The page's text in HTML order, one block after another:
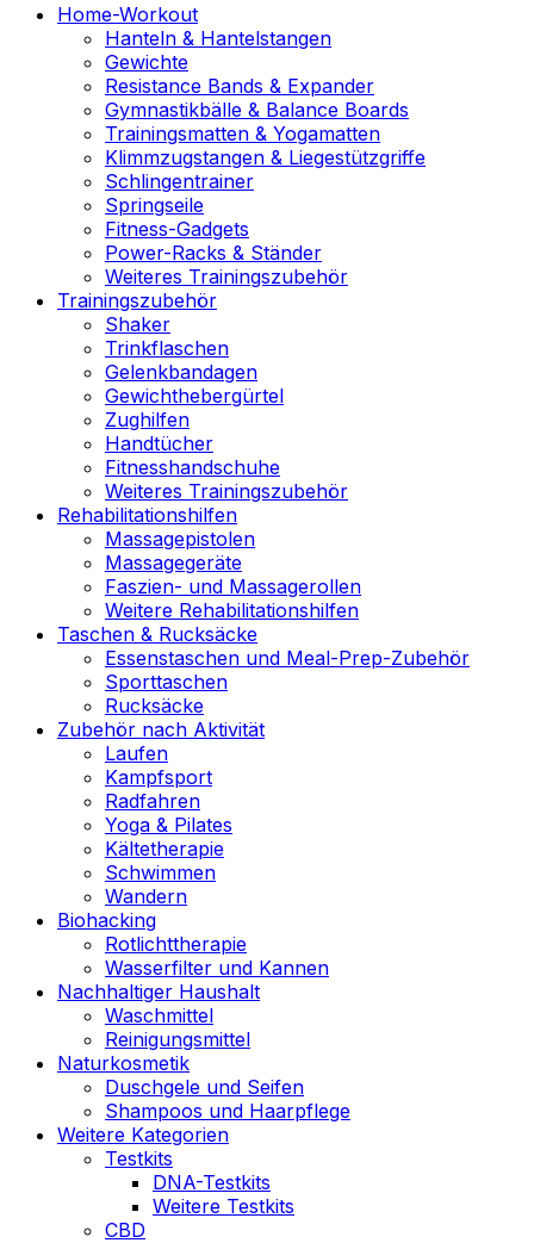
Home-Workout
Hanteln & Hantelstangen
Gewichte
Resistance Bands & Expander
Gymnastikbälle & Balance Boards
Trainingsmatten & Yogamatten
Klimmzugstangen & Liegestützgriffe
Schlingentrainer
Springseile
Fitness-Gadgets
Power-Racks & Ständer
Weiteres Trainingszubehör
Trainingszubehör
Shaker
Trinkflaschen
Gelenkbandagen
Gewichthebergürtel
Zughilfen
Handtücher
Fitnesshandschuhe
Weiteres Trainingszubehör
Rehabilitationshilfen
Massagepistolen
Massagegeräte
Faszien- und Massagerollen
Weitere Rehabilitationshilfen
Taschen & Rucksäcke
Essenstaschen und Meal-Prep-Zubehör
Sporttaschen
Rucksäcke
Zubehör nach Aktivität
Laufen
Kampfsport
Radfahren
Yoga & Pilates
Kältetherapie
Schwimmen
Wandern
Biohacking
Rotlichttherapie
Wasserfilter und Kannen
Nachhaltiger Haushalt
Waschmittel
Reinigungsmittel
Naturkosmetik
Duschgele und Seifen
Shampoos und Haarpflege
Weitere Kategorien
Testkits
DNA-Testkits
Weitere Testkits
CBD